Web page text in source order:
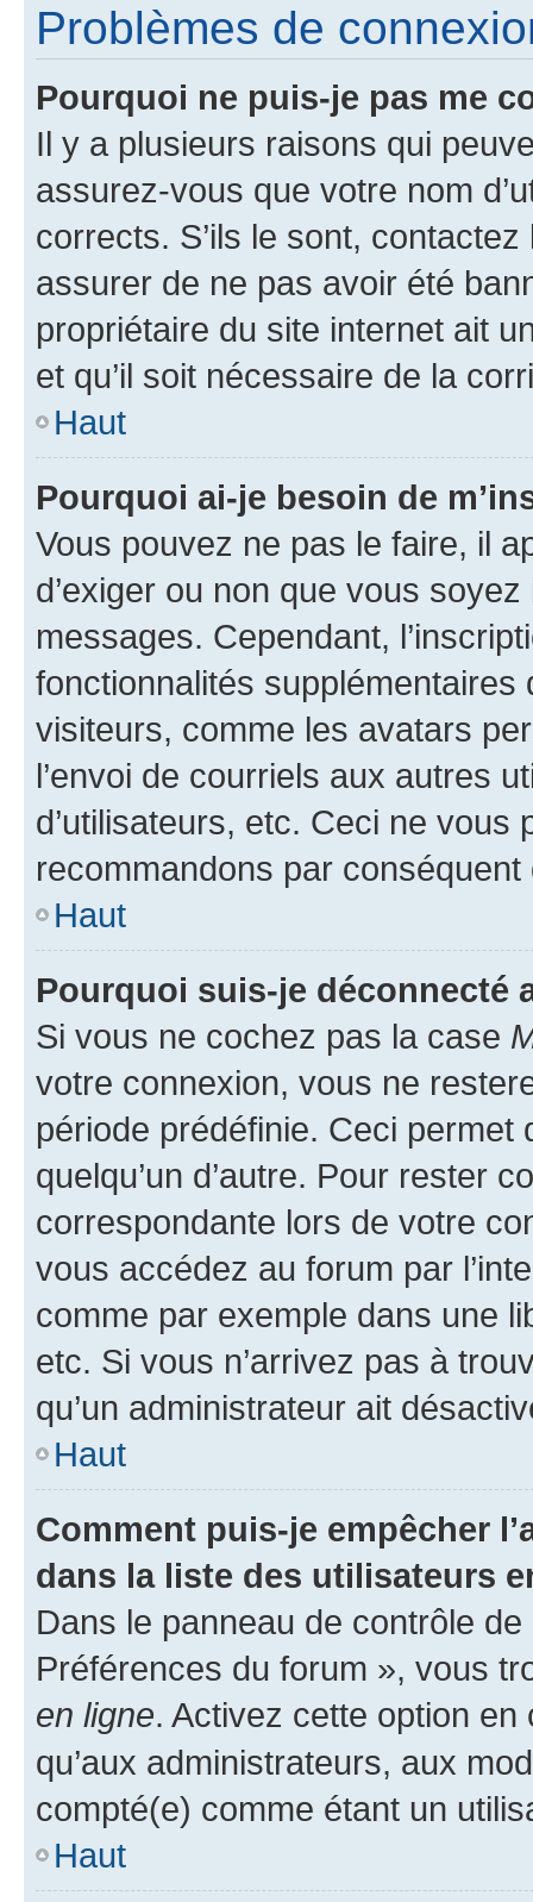
Problèmes de
Pourquoi ne puis-je pas me
Il y a plusieurs raisons qui
assurez-vous que votre nom
corrects. S’ils le sont,
assurer de ne pas avoir été
propriétaire du site internet ait
et qu’il soit nécessaire de la
Haut
Pourquoi ai-je besoin de
Vous pouvez ne pas le faire, il
d’exiger ou non que vous
messages. Cependant,
fonctionnalités
visiteurs, comme les avatars
l’envoi de courriels aux autres
d’utilisateurs, etc. Ceci ne vous
recommandons par conséquent
Haut
Pourquoi suis-je déconnecté
Si vous ne cochez pas la case
votre connexion, vous ne
période prédéfinie. Ceci permet
quelqu’un d’autre. Pour rester
correspondante lors de votre
vous accédez au forum par
comme par exemple dans une
etc. Si vous n’arrivez pas à
qu’un administrateur ait
Haut
Comment puis-je empêcher
dans la liste des utilisateurs
Dans le panneau de contrôle
Préférences du forum », vous
en ligne. Activez cette option
qu’aux administrateurs, aux
compté(e) comme étant un
Haut